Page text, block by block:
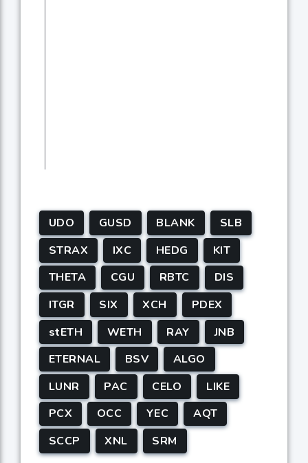
UDO GUSD BLANK
SLB
STRAX
IXC HEDG
KIT
THETA
CGU RBTC
DIS
ITGR
SIX XCH
PDEX
stETH
WETH RAY
JNB
ETERNAL
BSV
ALGO
LUNR
PAC CELO
LIKE
PCX
OCC YEC
AQT
SCCP
XNL SRM